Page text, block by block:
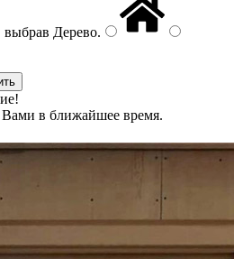
выбрав Дерево.
в ближайшее время.